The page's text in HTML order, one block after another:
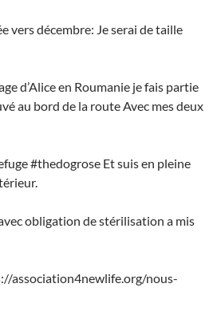
vers décembre: Je serai de taille
d’Alice en Roumanie je fais partie
au bord de la route Avec mes deux
#thedogrose Et suis en pleine
obligation de stérilisation a mis
association4newlife.org/nous-